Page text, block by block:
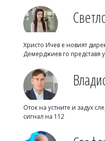
Христо Ичев е новият
Демерджиев го представя
Оток на устните и задух
сигнал на 112